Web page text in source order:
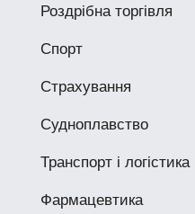
Роздрібна торгівля
Спорт
Страхування
Судноплавство
Транспорт і логістика
Фармацевтика